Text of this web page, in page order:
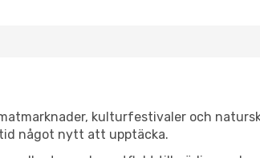
kulturfestivaler och
något nytt att upptäcka.